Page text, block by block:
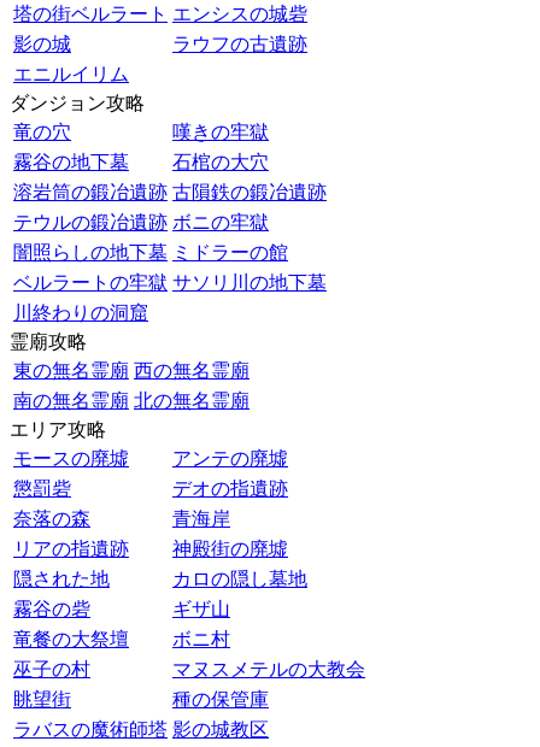
塔の街ベルラート エンシスの城砦
影の城
ラウフの古遺跡
エニルイリム
ダンジョン攻略
竜の穴
嘆きの牢獄
霧谷の地下墓
石棺の大穴
溶岩筒の鍛冶遺跡 古隕鉄の鍛冶遺跡
テウルの鍛冶遺跡 ボニの牢獄
闇照らしの地下墓 ミドラーの館
ベルラートの牢獄 サソリ川の地下墓
川終わりの洞窟
霊廟攻略
東の無名霊廟 西の無名霊廟
南の無名霊廟 北の無名霊廟
エリア攻略
モースの廃墟
アンテの廃墟
懲罰砦
デオの指遺跡
奈落の森
青海岸
リアの指遺跡
神殿街の廃墟
隠された地
カロの隠し墓地
霧谷の砦
ギザ山
竜餐の大祭壇
ボニ村
巫子の村
マヌスメテルの大教会
眺望街
種の保管庫
ラバスの魔術師塔 影の城教区